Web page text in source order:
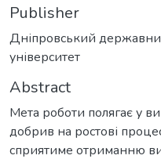
Publisher
Дніпровський
університет
Abstract
Мета роботи полягає у
добрив на ростові
сприятиме отриманню